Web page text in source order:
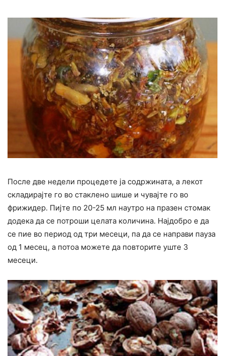
После две недели процедете ја содржината, а лекот
складирајте го во стаклено шише и чувајте го во
фрижидер. Пијте по 20-25 мл наутро на празен стомак
додека да се потроши целата количина. Најдобро е да
се пие во период од три месеци, па да се направи пауза
од 1 месец, а потоа можете да повторите уште 3
месеци.